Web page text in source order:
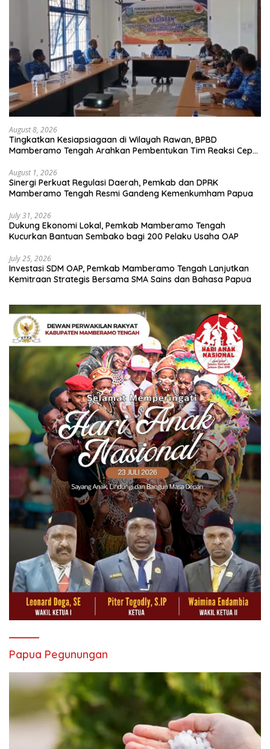
August 8, 2026
Tingkatkan Kesiapsiagaan di Wilayah Rawan, BPBD
Mamberamo Tengah Arahkan Pembentukan Tim Reaksi Cepat
August 1, 2026
Sinergi Perkuat Regulasi Daerah, Pemkab dan DPRK
Mamberamo Tengah Resmi Gandeng Kemenkumham Papua
July 31, 2026
Dukung Ekonomi Lokal, Pemkab Mamberamo Tengah
Kucurkan Bantuan Sembako bagi 200 Pelaku Usaha OAP
July 25, 2026
Investasi SDM OAP, Pemkab Mamberamo Tengah Lanjutkan
Kemitraan Strategis Bersama SMA Sains dan Bahasa Papua
Papua Pegunungan